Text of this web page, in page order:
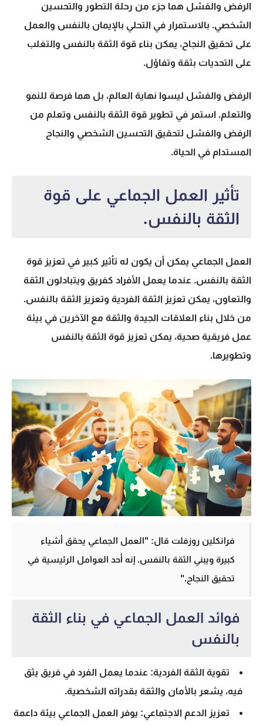
الرفض والفشل هما جزء من رحلة التطور والتحسين
الشخصي. بالاستمرار في التحلي بالإيمان بالنفس والعمل
على تحقيق النجاح، يمكن بناء قوة الثقة بالنفس والتغلب
على التحديات بثقة وتفاؤل.
الرفض والفشل ليسوا نهاية العالم، بل هما فرصة للنمو
والتعلم. استمر في تطوير قوة الثقة بالنفس وتعلم من
الرفض والفشل لتحقيق التحسين الشخصي والنجاح
المستدام في الحياة.
تأثير العمل الجماعي على قوة
الثقة بالنفس.
العمل الجماعي يمكن أن يكون له تأثير كبير في تعزيز قوة
الثقة بالنفس. عندما يعمل الأفراد كفريق ويتبادلون الثقة
والتعاون، يمكن تعزيز الثقة الفردية وتعزيز الثقة بالنفس.
من خلال بناء العلاقات الجيدة والثقة مع الآخرين في بيئة
عمل فريقية صحية، يمكن تعزيز قوة الثقة بالنفس
وتطويرها.
فرانكلين روزفلت قال: "العمل الجماعي يحقق أشياء
كبيرة ويبني الثقة بالنفس. إنه أحد العوامل الرئيسية في
تحقيق النجاح."
فوائد العمل الجماعي في بناء الثقة
بالنفس
تقوية الثقة الفردية: عندما يعمل الفرد في فريق يثق
فيه، يشعر بالأمان والثقة بقدراته الشخصية.
تعزيز الدعم الاجتماعي: يوفر العمل الجماعي بيئة داعمة